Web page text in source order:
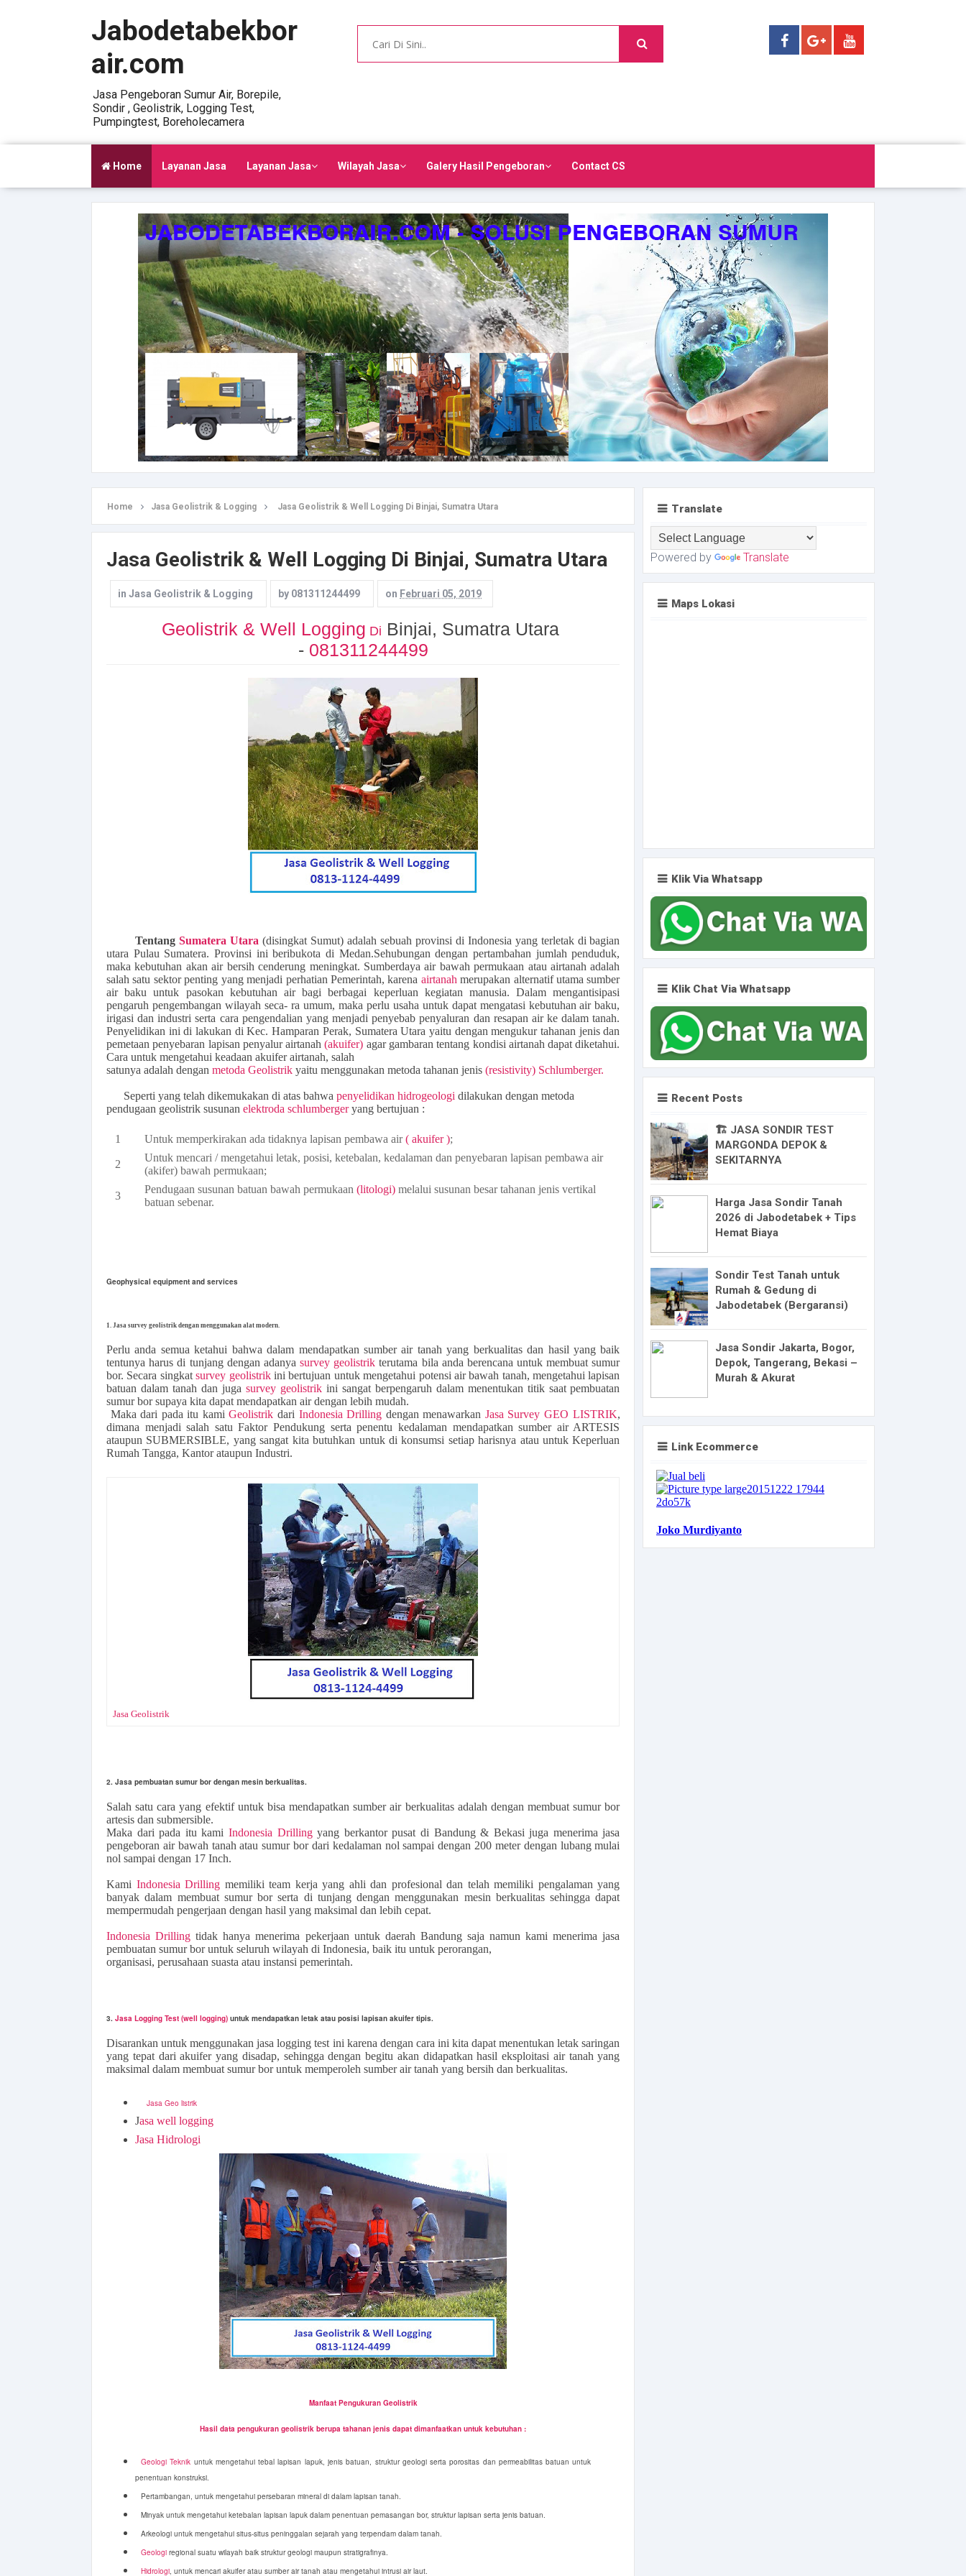
Jabodetabekbor
air.com
Jasa Pengeboran Sumur Air, Borepile,
Sondir , Geolistrik, Logging Test,
Pumpingtest, Boreholecamera
Home Layanan Jasa Layanan Jasa Wilayah Jasa Galery Hasil Pengeboran Contact CS
Home Jasa Geolistrik & Logging Jasa Geolistrik & Well Logging Di Binjai, Sumatra Utara
Jasa Geolistrik & Well Logging Di Binjai, Sumatra Utara
in Jasa Geolistrik & Logging by 081311244499 on Februari 05, 2019
Geolistrik & Well Logging Di Binjai, Sumatra Utara
- 081311244499
Tentang Sumatera Utara (disingkat Sumut) adalah sebuah provinsi di Indonesia yang terletak di bagian
utara Pulau Sumatera. Provinsi ini beribukota di Medan.Sehubungan dengan pertambahan jumlah penduduk,
maka kebutuhan akan air bersih cenderung meningkat. Sumberdaya air bawah permukaan atau airtanah adalah
salah satu sektor penting yang menjadi perhatian Pemerintah, karena airtanah merupakan alternatif utama sumber
air baku untuk pasokan kebutuhan air bagi berbagai keperluan kegiatan manusia. Dalam mengantisipasi
pengaruh pengembangan wilayah seca- ra umum, maka perlu usaha untuk dapat mengatasi kebutuhan air baku,
irigasi dan industri serta cara pengendalian yang menjadi penyebab penyaluran dan resapan air ke dalam tanah.
Penyelidikan ini di lakukan di Kec. Hamparan Perak, Sumatera Utara yaitu dengan mengukur tahanan jenis dan
pemetaan penyebaran lapisan penyalur airtanah(akuifer) agar gambaran tentang kondisi airtanah dapat diketahui.
Cara untuk mengetahui keadaan akuifer airtanah, salah
satunya adalah dengan metoda Geolistrik yaitu menggunakan metoda tahanan jenis (resistivity) Schlumberger.
Seperti yang telah dikemukakan di atas bahwa penyelidikan hidrogeologi dilakukan dengan metoda
pendugaan geolistrik susunan elektroda schlumbergeryang bertujuan :
Untuk memperkirakan ada tidaknya lapisan pembawa air( akuifer );
Untuk mencari / mengetahui letak, posisi, ketebalan, kedalaman dan penyebaran lapisan pembawa air
(akifer) bawah permukaan;
Pendugaan susunan batuan bawah permukaan (litologi)melalui susunan besar tahanan jenis vertikal
batuan sebenar.
Geophysical equipment and services
1. Jasa survey geolistrik dengan menggunakan alat modern.
Perlu anda semua ketahui bahwa dalam mendapatkan sumber air tanah yang berkualitas dan hasil yang baik
tentunya harus di tunjang dengan adanyasurvey geolistrik terutama bila anda berencana untuk membuat sumur
bor. Secara singkatsurvey geolistrikini bertujuan untuk mengetahui potensi air bawah tanah, mengetahui lapisan
batuan dalam tanah dan juga survey geolistrikini sangat berpengaruh dalam menentukan titik saat pembuatan
sumur bor supaya kita dapat mendapatkan air dengan lebih mudah.
Maka dari pada itu kamiGeolistrik dari Indonesia Drilling dengan menawarkan Jasa Survey GEO LISTRIK,
dimana menjadi salah satu Faktor Pendukung serta penentu kedalaman mendapatkan sumber air ARTESIS
ataupun SUBMERSIBLE, yang sangat kita butuhkan untuk di konsumsi setiap harisnya atau untuk Keperluan
Rumah Tangga, Kantor ataupun Industri.
Jasa Geolistrik
2. Jasa pembuatan sumur bor dengan mesin berkualitas.
Salah satu cara yang efektif untuk bisa mendapatkan sumber air berkualitas adalah dengan membuat sumur bor
artesis dan submersible.
Maka dari pada itu kami Indonesia Drillingyang berkantor pusat di Bandung & Bekasi juga menerima jasa
pengeboran air bawah tanah atau sumur bor dari kedalaman nol sampai dengan 200 meter dengan lubang mulai
nol sampai dengan 17 Inch.
Kami Indonesia Drilling memiliki team kerja yang ahli dan profesional dan telah memiliki pengalaman yang
banyak dalam membuat sumur bor serta di tunjang dengan menggunakan mesin berkualitas sehingga dapat
mempermudah pengerjaan dengan hasil yang maksimal dan lebih cepat.
Indonesia Drilling tidak hanya menerima pekerjaan untuk daerah Bandung saja namun kami menerima jasa
pembuatan sumur bor untuk seluruh wilayah di Indonesia, baik itu untuk perorangan,
organisasi, perusahaan suasta atau instansi pemerintah.
3. Jasa Logging Test (well logging) untuk mendapatkan letak atau posisi lapisan akuifer tipis.
Disarankan untuk menggunakan jasa logging test ini karena dengan cara ini kita dapat menentukan letak saringan
yang tepat dari akuifer yang disadap, sehingga dengan begitu akan didapatkan hasil eksploitasi air tanah yang
maksimal dalam membuat sumur bor untuk memperoleh sumber air tanah yang bersih dan berkualitas.
Jasa Geo listrik
Jasa well logging
Jasa Hidrologi
Manfaat Pengukuran Geolistrik
Hasil data pengukuran geolistrik berupa tahanan jenis dapat dimanfaatkan untuk kebutuhan :
Geologi Teknik untuk mengetahui tebal lapisan lapuk, jenis batuan, struktur geologi serta porositas dan permeabilitas batuan untuk
penentuan konstruksi.
Pertambangan, untuk mengetahui persebaran mineral di dalam lapisan tanah.
Minyak untuk mengetahui ketebalan lapisan lapuk dalam penentuan pemasangan bor, struktur lapisan serta jenis batuan.
Arkeologi untuk mengetahui situs-situs peninggalan sejarah yang terpendam dalam tanah.
Geologi regional suatu wilayah baik struktur geologi maupun stratigrafinya.
Hidrologi, untuk mencari akuifer atau sumber air tanah atau mengetahui intrusi air laut.
Translate
Powered by Translate
Maps Lokasi
Klik Via Whatsapp
Klik Chat Via Whatsapp
Recent Posts
🏗️ JASA SONDIR TEST
MARGONDA DEPOK &
SEKITARNYA
Harga Jasa Sondir Tanah
2026 di Jabodetabek + Tips
Hemat Biaya
Sondir Test Tanah untuk
Rumah & Gedung di
Jabodetabek (Bergaransi)
Jasa Sondir Jakarta, Bogor,
Depok, Tangerang, Bekasi –
Murah & Akurat
Link Ecommerce